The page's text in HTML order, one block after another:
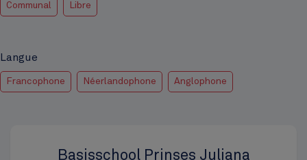
Communal Libre
Langue
Francophone Néerlandophone Anglophone
Basisschool Prinses Juliana